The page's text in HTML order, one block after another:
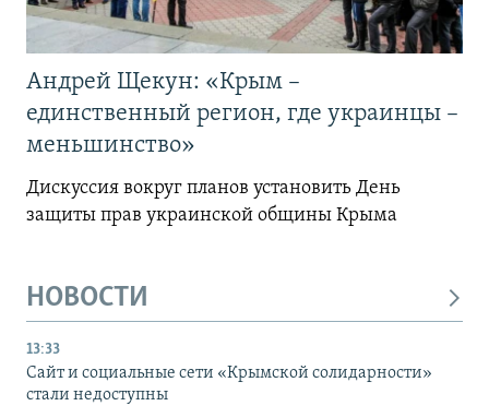
Андрей Щекун: «Крым –
единственный регион, где украинцы –
меньшинство»
Дискуссия вокруг планов установить День
защиты прав украинской общины Крыма
НОВОСТИ
13:33
Сайт и социальные сети «Крымской солидарности»
стали недоступны